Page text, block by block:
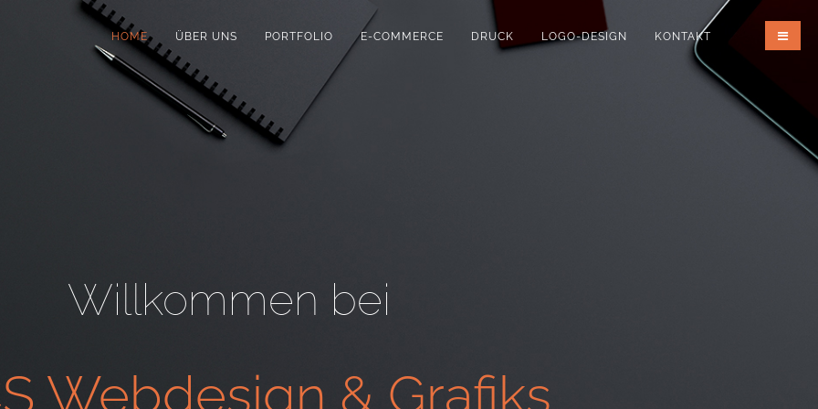
HOME ÜBER UNS PORTFOLIO E-COMMERCE DRUCK LOGO-DESIGN KONTAKT
Willkommen bei
Webdesign & Grafiks